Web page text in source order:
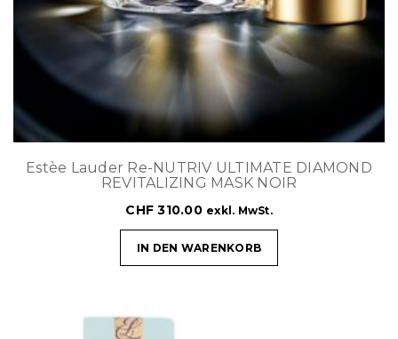
Estèe Lauder Re-NUTRIV ULTIMATE DIAMOND
REVITALIZING MASK NOIR
CHF 310.00 exkl. MwSt.
IN DEN WARENKORB